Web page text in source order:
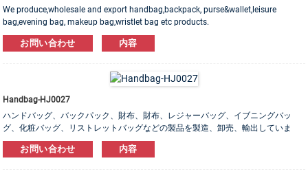
We produce,wholesale and export handbag,backpack, purse&wallet,leisure
bag,evening bag, makeup bag,wristlet bag etc products.
Leather,PU,Canvas,Nylon,Cotton materials are available. OEM&ODM order is
welcome!
お問い合わせ 内容
Handbag-HJ0027
ハンドバッグ、バックパック、財布、財布、レジャーバッグ、イブニングバッ
グ、化粧バッグ、リストレットバッグなどの製品を製造、卸売、輸出していま
す。 レザー、PU、キャンバス、ナイロン、コットン素材をご用意しております。
OEM＆ODM注文は大歓迎です！
お問い合わせ 内容